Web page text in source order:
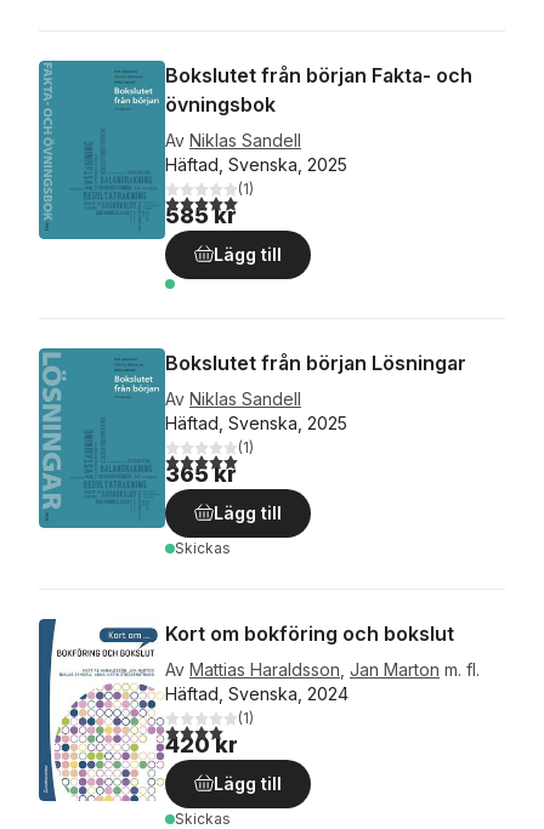
Bokslutet från början Fakta- och
övningsbok
Av Niklas Sandell
Häftad, Svenska, 2025
5,0utav 5 stjärnor. Totalt antal röster:
(1)
585 kr
Lägg till
Bokslutet från början Lösningar
Av Niklas Sandell
Häftad, Svenska, 2025
5,0utav 5 stjärnor. Totalt antal röster:
(1)
365 kr
Lägg till
Skickas
Kort om bokföring och bokslut
Av Mattias Haraldsson Jan Marton m. fl.
Häftad, Svenska, 2024
4,0utav 5 stjärnor. Totalt antal röster:
(1)
420 kr
Lägg till
Skickas